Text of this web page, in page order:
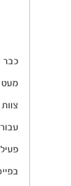
כבר
מעט